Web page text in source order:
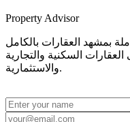
Property Advisor
بمشهد العقارات بالكامل
البالغة 14 عاماً على العقارات السكنية والتجارية
والاستثمارية.